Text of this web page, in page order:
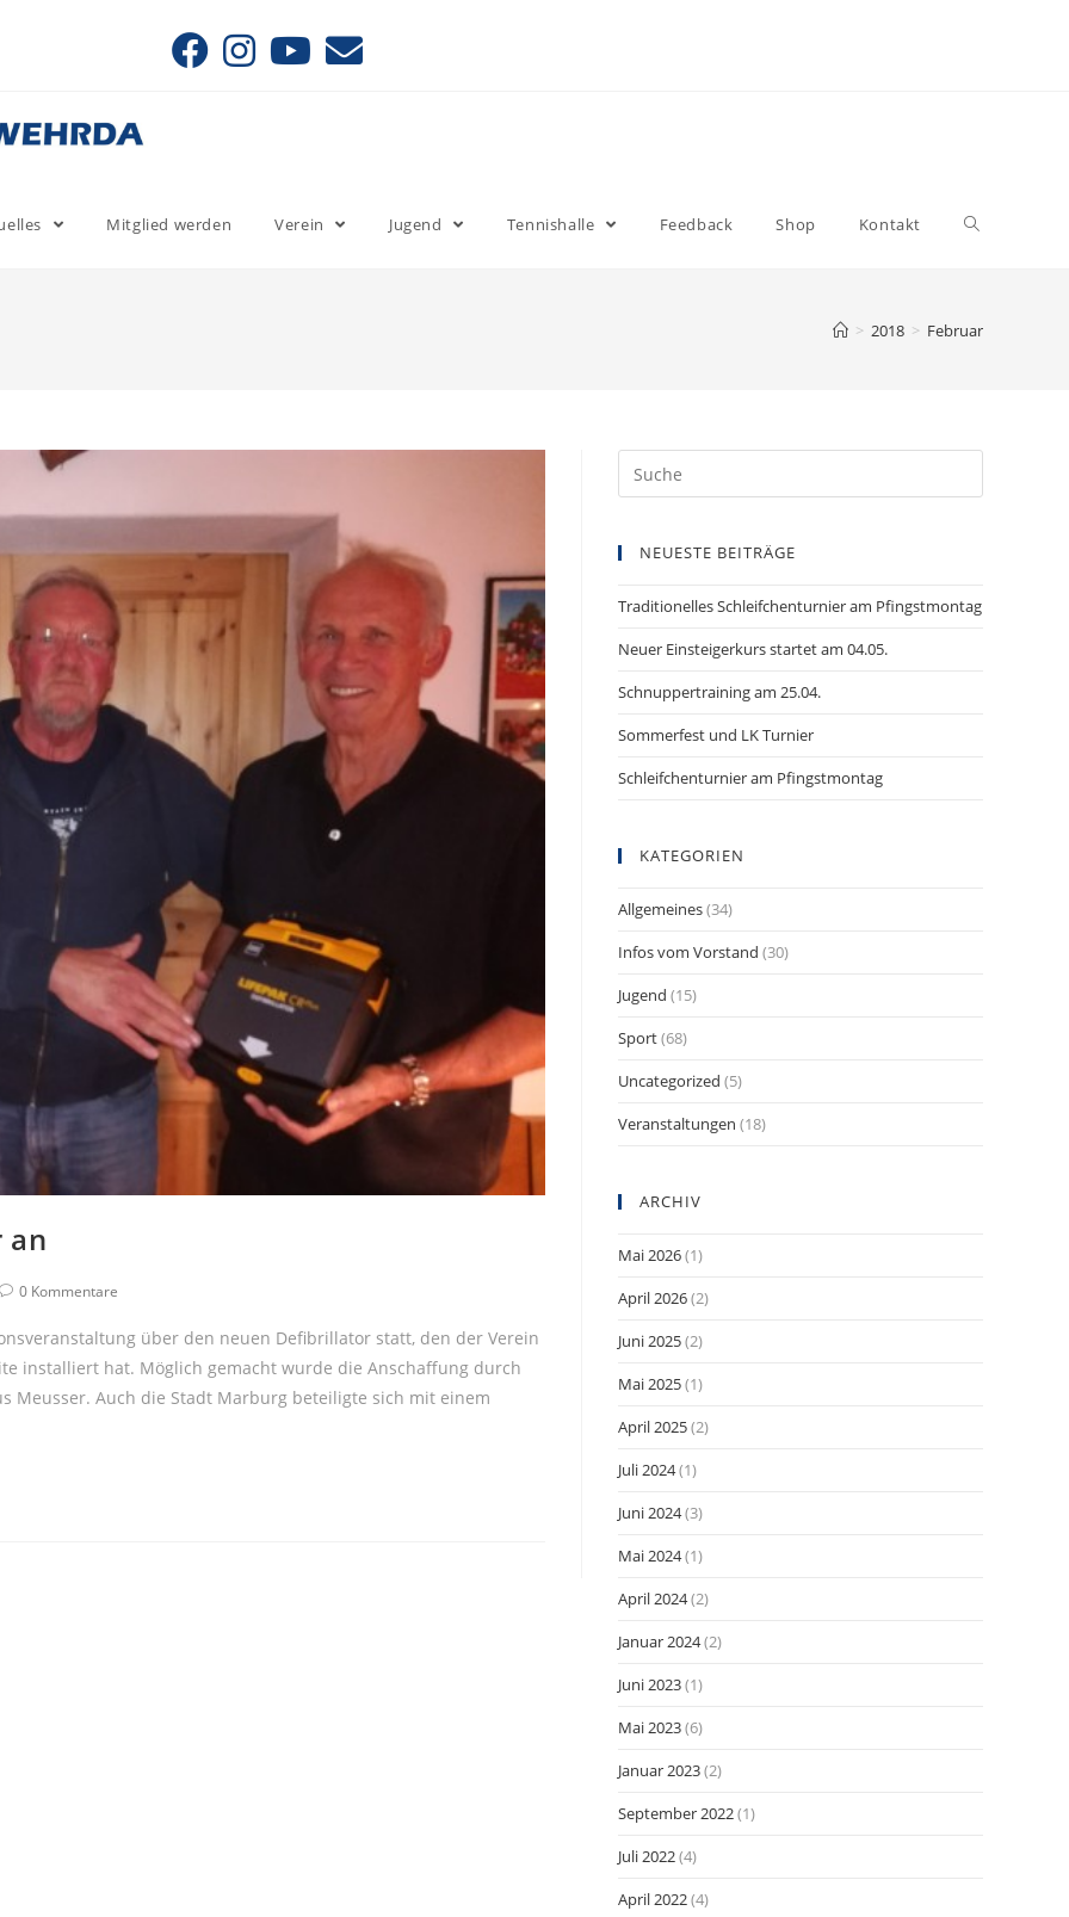
Mitglied werden Verein Jugend Tennishalle Feedback Shop Kontakt
> 2018 > Februar
an
Beitrags-
0 Kommentare
über den neuen Defibrillator statt, den der Verein
installiert hat. Möglich gemacht wurde die Anschaffung durch
Meusser. Auch die Stadt Marburg beteiligte sich mit einem
NEUESTE BEITRÄGE
Traditionelles Schleifchenturnier am Pfingstmontag
Neuer Einsteigerkurs startet am 04.05.
Schnuppertraining am 25.04.
Sommerfest und LK Turnier
Schleifchenturnier am Pfingstmontag
KATEGORIEN
Allgemeines(34)
Infos vom Vorstand (30)
Jugend (15)
Sport(68)
Uncategorized (5)
Veranstaltungen (18)
ARCHIV
Mai 2026(1)
April 2026(2)
Juni 2025(2)
Mai 2025(1)
April 2025(2)
Juli 2024(1)
Juni 2024(3)
Mai 2024(1)
April 2024(2)
Januar 2024(2)
Juni 2023(1)
Mai 2023(6)
Januar 2023(2)
September 2022(1)
Juli 2022(4)
April 2022(4)